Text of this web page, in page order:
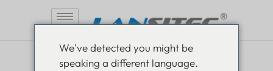
We've detected you might be
speaking a different language.